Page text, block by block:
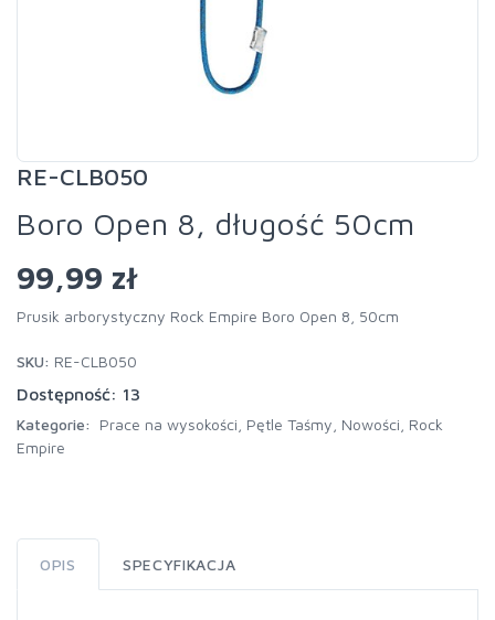
RE-CLB050
Boro Open 8, długość 50cm
99,99 zł
Prusik arborystyczny Rock Empire Boro Open 8, 50cm
SKU: RE-CLB050
Dostępność: 13
Kategorie: Prace na wysokości Pętle Taśmy Nowości Rock
Empire
OPIS SPECYFIKACJA